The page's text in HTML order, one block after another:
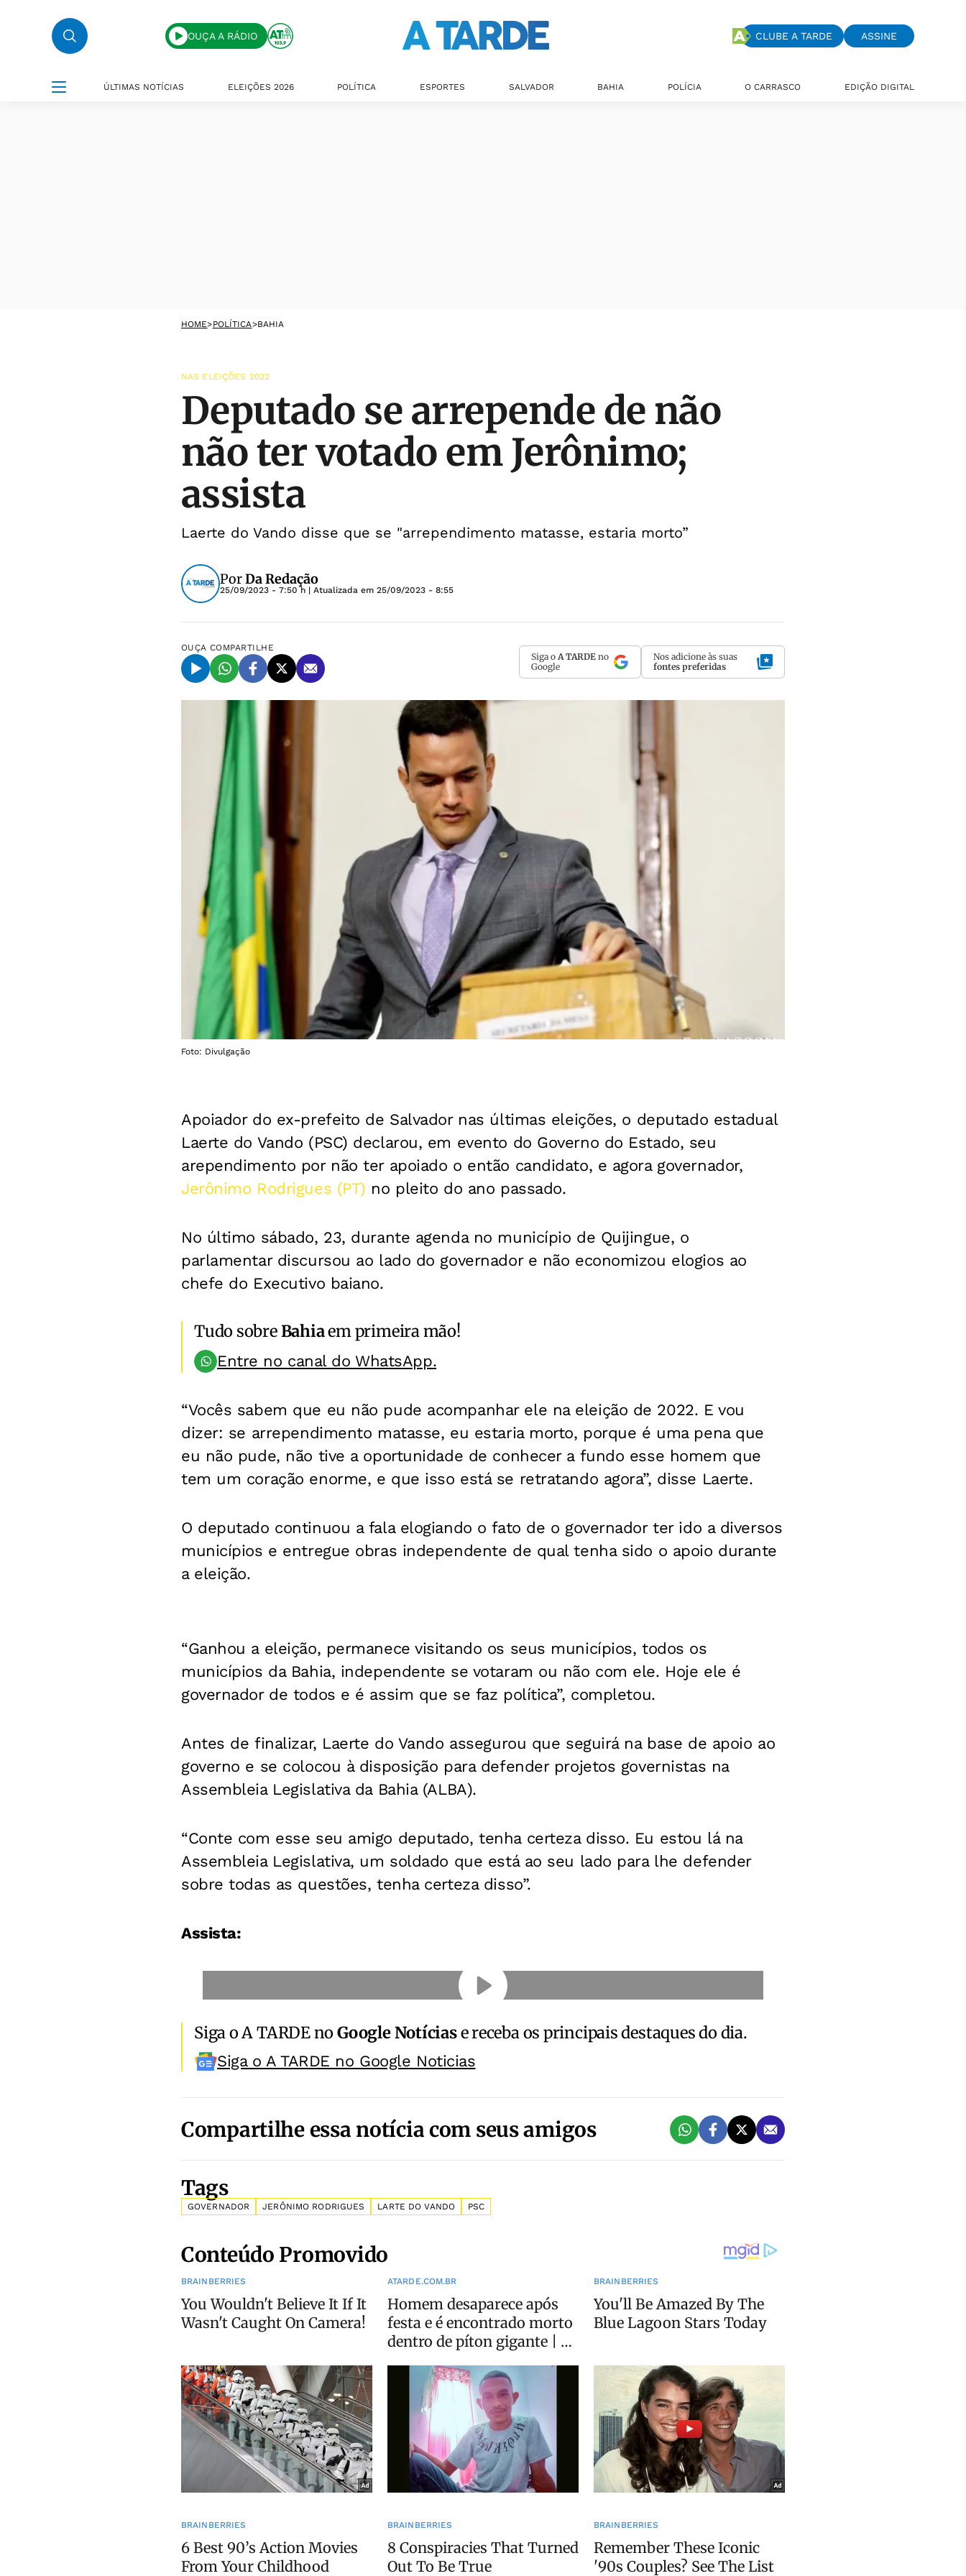
OUÇA A RÁDIO CLUBE A TARDE ASSINE
ÚLTIMAS NOTÍCIAS ELEIÇÕES 2026 POLÍTICA ESPORTES SALVADOR BAHIA POLÍCIA O CARRASCO EDIÇÃO DIGITAL
HOME>POLÍTICA>BAHIA
NAS ELEIÇÕES 2022
Deputado se arrepende de não
não ter votado em Jerônimo;
assista
Laerte do Vando disse que se "arrependimento matasse, estaria morto”
PorDa Redação
25/09/2023 - 7:50 h | Atualizada em 25/09/2023 - 8:55
OUÇA COMPARTILHE
Siga o A TARDE no
Google
Nos adicione às suas
fontes preferidas
Foto: Divulgação
Apoiador do ex-prefeito de Salvador nas últimas eleições, o deputado estadual
Laerte do Vando (PSC) declarou, em evento do Governo do Estado, seu
arependimento por não ter apoiado o então candidato, e agora governador,
Jerônimo Rodrigues (PT) no pleito do ano passado.
No último sábado, 23, durante agenda no município de Quijingue, o
parlamentar discursou ao lado do governador e não economizou elogios ao
chefe do Executivo baiano.
Tudo sobreBahiaem primeira mão!
Entre no canal do WhatsApp.
“Vocês sabem que eu não pude acompanhar ele na eleição de 2022. E vou
dizer: se arrependimento matasse, eu estaria morto, porque é uma pena que
eu não pude, não tive a oportunidade de conhecer a fundo esse homem que
tem um coração enorme, e que isso está se retratando agora”, disse Laerte.
O deputado continuou a fala elogiando o fato de o governador ter ido a diversos
municípios e entregue obras independente de qual tenha sido o apoio durante
a eleição.
“Ganhou a eleição, permanece visitando os seus municípios, todos os
municípios da Bahia, independente se votaram ou não com ele. Hoje ele é
governador de todos e é assim que se faz política”, completou.
Antes de finalizar, Laerte do Vando assegurou que seguirá na base de apoio ao
governo e se colocou à disposição para defender projetos governistas na
Assembleia Legislativa da Bahia (ALBA).
“Conte com esse seu amigo deputado, tenha certeza disso. Eu estou lá na
Assembleia Legislativa, um soldado que está ao seu lado para lhe defender
sobre todas as questões, tenha certeza disso”.
Assista:
Siga o A TARDE noGoogle Notíciase receba os principais destaques do dia.
Siga o A TARDE no Google Noticias
Compartilhe essa notícia com seus amigos
Tags
GOVERNADOR JERÔNIMO RODRIGUES LARTE DO VANDO PSC